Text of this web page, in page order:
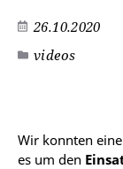
26.10.2020
videos
Wir konnten
es um den